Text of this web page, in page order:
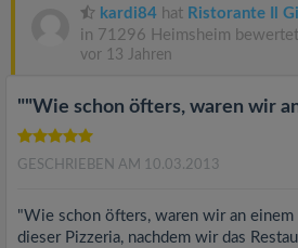
kardi84 hat Ristorante Il
in 71296 Heimsheim
vor 13 Jahren
""Wie schon öfters, waren wir
GESCHRIEBEN AM 10.03.2013
"Wie schon öfters, waren wir an einem
dieser Pizzeria, nachdem wir das